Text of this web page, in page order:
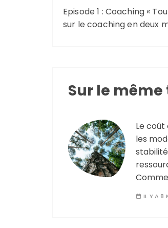
Episode 1 : Coaching «
sur le coaching en deux
Sur le
Le
les
IL Y A 8